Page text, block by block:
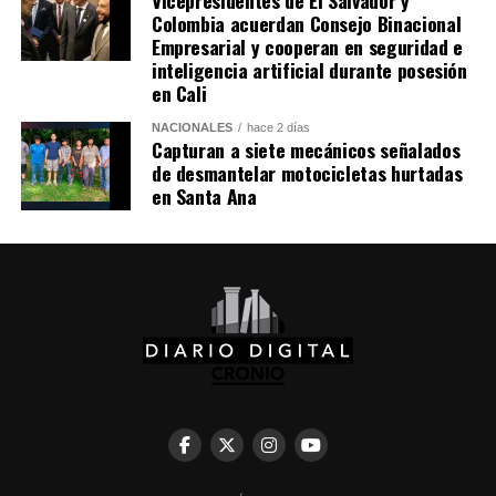
Gianluigi
Donnarumma’s
wedding
pic.twitter.com/HP6MLIDybX
— Sky Sports Premier
League
participaron Sfera Ebbasta, referente del trap italiano, y
el cantante puertorriqueño Ozuna, quienes ofrecieron
Colombia acuerdan Consejo Binacional
Empresarial y cooperan en seguridad e
inteligencia artificial durante posesión
en Cali
NACIONALES hace 2 días
Capturan a siete mecánicos señalados
de desmantelar motocicletas hurtadas
en Santa Ana